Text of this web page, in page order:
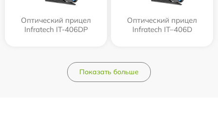
Оптический прицел
Infratech IT-406DP
Оптический прицел
Infratech IT–406D
Показать больше